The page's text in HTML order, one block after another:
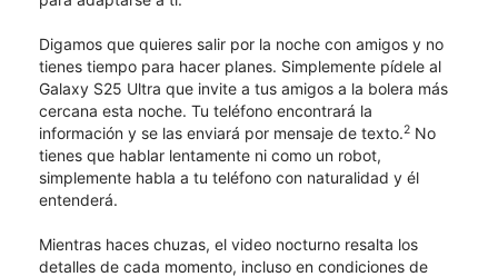
Digamos que quieres salir por la noche con amigos y no
tienes tiempo para hacer planes. Simplemente pídele al
Galaxy S25 Ultra que invite a tus amigos a la bolera más
cercana esta noche. Tu teléfono encontrará la
información y se las enviará por mensaje de texto.2 No
tienes que hablar lentamente ni como un robot,
simplemente habla a tu teléfono con naturalidad y él
entenderá.
Mientras haces chuzas, el video nocturno resalta los
detalles de cada momento, incluso en condiciones de